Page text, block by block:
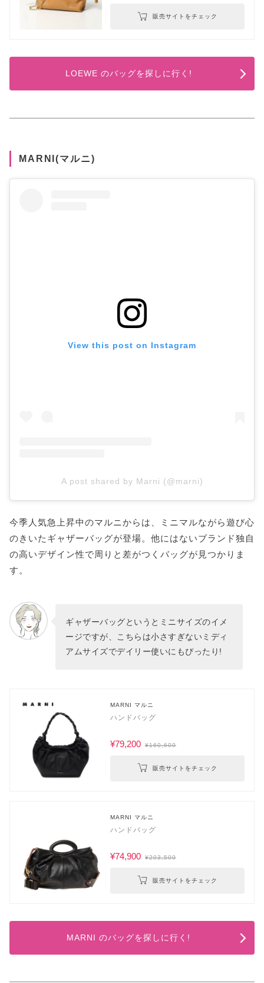
販売サイトをチェック
LOEWE のバッグを探しに行く!
MARNI(マルニ)
View this post on Instagram
A post shared by Marni (@marni)
今季人気急上昇中のマルニからは、ミニマルながら遊び心
のきいたギャザーバッグが登場。他にはないブランド独自
の高いデザイン性で周りと差がつくバッグが見つかりま
す。
ギャザーバッグというとミニサイズのイメ
ージですが、こちらは小さすぎないミディ
アムサイズでデイリー使いにもぴったり!
MARNI マルニ
ハンドバッグ
¥79,200 ¥160,600
販売サイトをチェック
MARNI マルニ
ハンドバッグ
¥74,900 ¥203,500
販売サイトをチェック
MARNI のバッグを探しに行く!